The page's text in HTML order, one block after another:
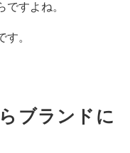
すよね。
。
ブランドに